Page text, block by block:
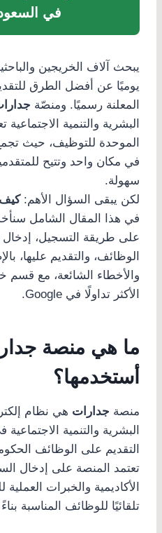
في السعودية
يبحث آلاف الخريجين
يوميًا عن أفضل الطرق
المعلنة رسميًا. ومنصّة
البشرية والتنمية الاجتماعية
الموحدة للتوظيف، حيث
في مكان واحد وتتيح
سهولة.
لكن يبقى السؤال الأهم:
في هذا المقال الشامل
على طريقة التسجيل، إدخال
الوظائف، والتقديم عليها،
والأخطاء الشائعة، مع قسم
الأكثر تداولًا في Google.
ما هي منصة
أستخدمها؟
منصة جدارات هي نظام
البشرية والتنمية
التقديم على الوظائف
تعتمد المنصة على إدخال
الأكاديمية والخبرات
تلقائيًا للوظائف المناسبة